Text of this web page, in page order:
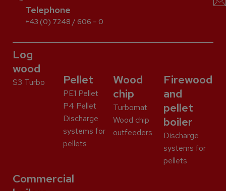
Telephone
+43 (0) 7248 / 606 – 0
Log
wood
S3 Turbo Pellet
PE1 Pellet
P4 Pellet
Discharge
systems for
pellets
Wood
chip
Turbomat
Wood chip
outfeeders
Firewood
and
pellet
boiler
Discharge
systems for
pellets
Commercial